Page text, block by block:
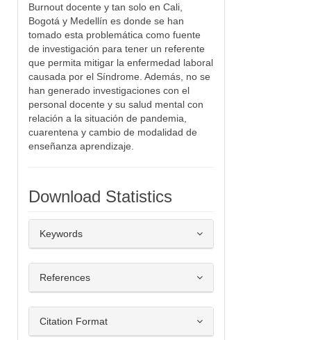
Burnout docente y tan solo en Cali,
Bogotá y Medellín es donde se han
tomado esta problemática como fuente
de investigación para tener un referente
que permita mitigar la enfermedad laboral
causada por el Síndrome. Además, no se
han generado investigaciones con el
personal docente y su salud mental con
relación a la situación de pandemia,
cuarentena y cambio de modalidad de
enseñanza aprendizaje.
Download Statistics
Keywords
References
Citation Format